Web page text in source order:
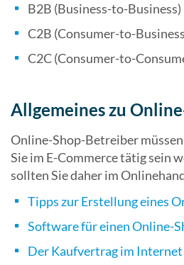
B2B (Business-to-Business)
C2B (Consumer-to-
C2C (Consumer-to-
Allgemeines zu
Online-Shop-Betreiber
Sie im E-Commerce tätig sein
sollten Sie daher im
Tipps zur Erstellung eines
Software für einen Online-
Der Kaufvertrag im Internet